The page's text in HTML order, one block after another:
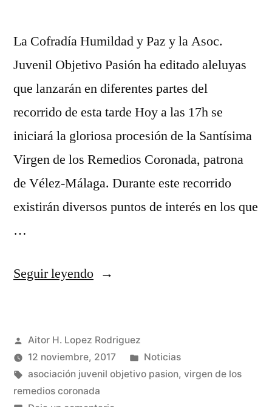
La Cofradía Humildad y Paz y la Asoc.
Juvenil Objetivo Pasión ha editado aleluyas
que lanzarán en diferentes partes del
recorrido de esta tarde Hoy a las 17h se
iniciará la gloriosa procesión de la Santísima
Virgen de los Remedios Coronada, patrona
de Vélez-Málaga. Durante este recorrido
existirán diversos puntos de interés en los que
…
Seguir leyendo«Jóvenes
la
llegada
de
Publicado
por
Aitor H. Lopez Rodriguez
12 noviembre, 2017
Publicado
en
Noticias
Etiquetas:
asociación juvenil objetivo pasion, virgen de los
remedios coronada